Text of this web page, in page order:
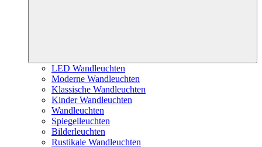
LED Wandleuchten
Moderne Wandleuchten
Klassische Wandleuchten
Kinder Wandleuchten
Wandleuchten
Spiegelleuchten
Bilderleuchten
Rustikale Wandleuchten